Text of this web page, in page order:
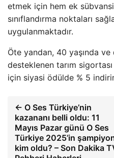
etmek için hem ek
sınıflandırma noktaları
uygulanmaktadır.
Öte yandan, 40 yaşında
desteklenen tarım
için siyasi ödülde % 5
← O Ses Türkiye’nin
kazananı belli oldu: 11
Mayıs Pazar günü O Ses
Türkiye 2025’in
kim oldu? – Son Dakika